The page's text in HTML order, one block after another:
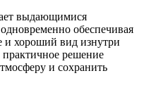
выдающимися
обеспечивая
и хороший вид изнутри
решение
и сохранить